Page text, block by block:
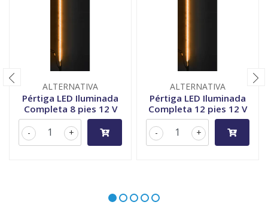
ALTERNATIVA
Pértiga LED Iluminada
Completa 8 pies 12 V
+
-
ALTERNATIVA
Pértiga LED Iluminada
Completa 12 pies 12 V
+
-